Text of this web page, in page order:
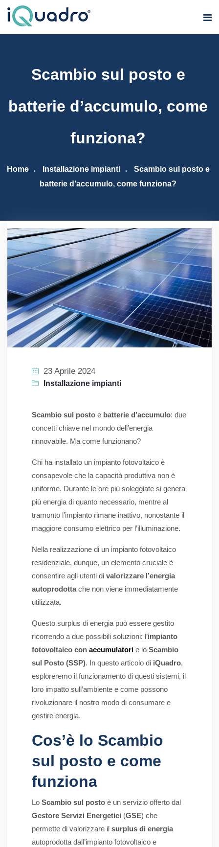
Scambio sul posto e
batterie d’accumulo, come
funziona?
Home Installazione impianti
Scambio sul posto e
batterie d’accumulo, come funziona?
23 Aprile 2024
Installazione impianti
Scambio sul posto e batterie d’accumulo: due
concetti chiave nel mondo dell’energia
rinnovabile. Ma come funzionano?
Chi ha installato un impianto fotovoltaico è
consapevole che la capacità produttiva non è
uniforme. Durante le ore più soleggiate si genera
più energia di quanto necessario, mentre al
tramonto l’impianto rimane inattivo, nonostante il
maggiore consumo elettrico per l’illuminazione.
Nella realizzazione di un impianto fotovoltaico
residenziale, dunque, un elemento cruciale è
consentire agli utenti di valorizzare l’energia
autoprodottache non viene immediatamente
utilizzata.
Questo surplus di energia può essere gestito
ricorrendo a due possibili soluzioni: l’impianto
fotovoltaico con accumulatori e lo Scambio
sul Posto (SSP). In questo articolo di iQuadro,
esploreremo il funzionamento di questi sistemi, il
loro impatto sull’ambiente e come possono
rivoluzionare il nostro modo di consumare e
gestire energia.
Cos’è lo Scambio
sul posto e come
funziona
Lo Scambio sul posto è un servizio offerto dal
Gestore Servizi Energetici (GSE) che
permette di valorizzare il surplus di energia
autoprodotta dall’impianto fotovoltaico e